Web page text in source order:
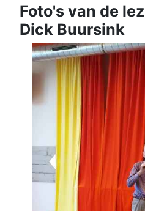
Foto's van de
Dick Buursink